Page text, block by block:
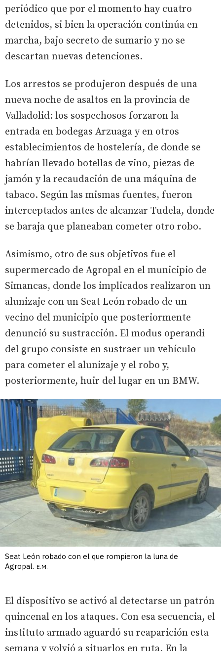
periódico que por el momento hay cuatro
detenidos, si bien la operación continúa en
marcha, bajo secreto de sumario y no se
descartan nuevas detenciones.
Los arrestos se produjeron después de una
nueva noche de asaltos en la provincia de
Valladolid: los sospechosos forzaron la
entrada en bodegas Arzuaga y en otros
establecimientos de hostelería, de donde se
habrían llevado botellas de vino, piezas de
jamón y la recaudación de una máquina de
tabaco. Según las mismas fuentes, fueron
interceptados antes de alcanzar Tudela, donde
se baraja que planeaban cometer otro robo.
Asimismo, otro de sus objetivos fue el
supermercado de Agropal en el municipio de
Simancas, donde los implicados realizaron un
alunizaje con un Seat León robado de un
vecino del municipio que posteriormente
denunció su sustracción. El modus operandi
del grupo consiste en sustraer un vehículo
para cometer el alunizaje y el robo y,
posteriormente, huir del lugar en un BMW.
Seat León robado con el que rompieron la luna de
Agropal. E.M.
El dispositivo se activó al detectarse un patrón
quincenal en los ataques. Con esa secuencia, el
instituto armado aguardó su reaparición esta